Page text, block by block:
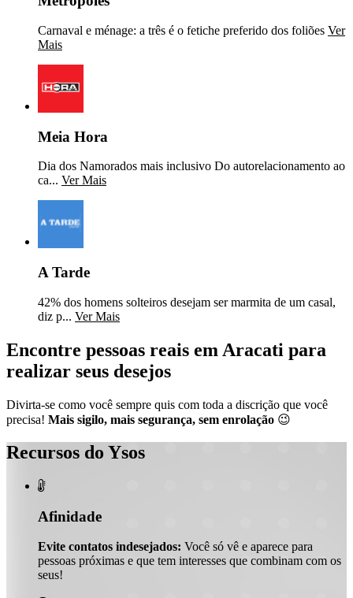
Carnaval e ménage: a três é o fetiche preferido dos foliões Ver
Mais
Meia Hora
Dia dos Namorados mais inclusivo Do autorelacionamento ao
ca... Ver Mais
A Tarde
42% dos homens solteiros desejam ser marmita de um casal,
diz p... Ver Mais
Encontre pessoas reais em Aracati para
realizar seus desejos
Divirta-se como você sempre quis com toda a discrição que você
precisa! Mais sigilo, mais segurança, sem enrolação 😉
Recursos do Ysos

Afinidade
Evite contatos indesejados: Você só vê e aparece para
pessoas próximas e que tem interesses que combinam com os
seus!